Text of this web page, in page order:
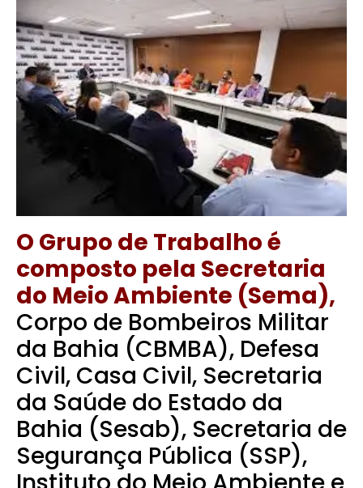
O Grupo de Trabalho é
composto pela Secretaria
do Meio Ambiente (Sema),
Corpo de Bombeiros Militar
da Bahia (CBMBA), Defesa
Civil, Casa Civil, Secretaria
da Saúde do Estado da
Bahia (Sesab), Secretaria de
Segurança Pública (SSP),